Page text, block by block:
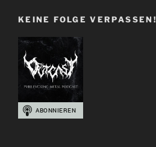
The
Vulture“
KEINE FOLGE VERPASSEN!